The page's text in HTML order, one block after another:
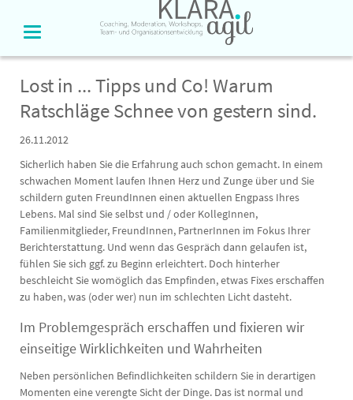
Lost in ... Tipps und Co! Warum
Ratschläge Schnee von gestern sind.
26.11.2012
Sicherlich haben Sie die Erfahrung auch schon gemacht. In einem
schwachen Moment laufen Ihnen Herz und Zunge über und Sie
schildern guten FreundInnen einen aktuellen Engpass Ihres
Lebens. Mal sind Sie selbst und / oder KollegInnen,
Familienmitglieder, FreundInnen, PartnerInnen im Fokus Ihrer
Berichterstattung. Und wenn das Gespräch dann gelaufen ist,
fühlen Sie sich ggf. zu Beginn erleichtert. Doch hinterher
beschleicht Sie womöglich das Empfinden, etwas Fixes erschaffen
zu haben, was (oder wer) nun im schlechten Licht dasteht.
Im Problemgespräch erschaffen und fixieren wir
einseitige Wirklichkeiten und Wahrheiten
Neben persönlichen Befindlichkeiten schildern Sie in derartigen
Momenten eine verengte Sicht der Dinge. Das ist normal und